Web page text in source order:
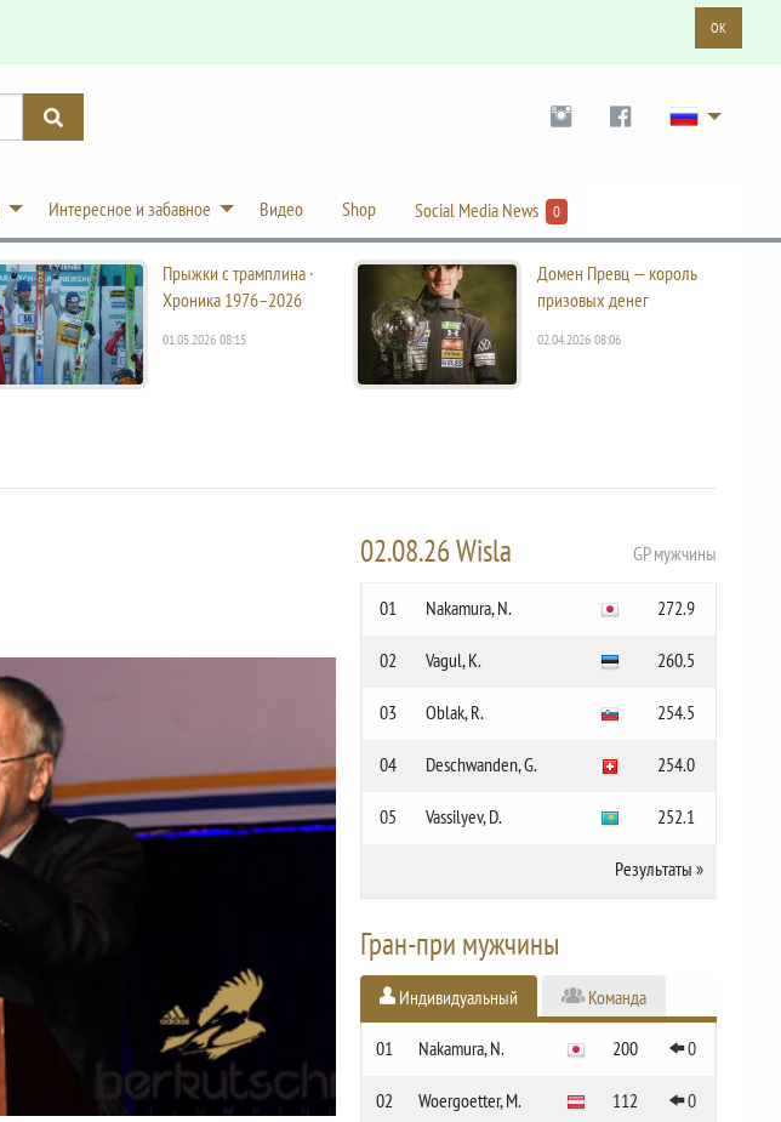
OK
Интересное и забавное Видео Shop Social Media News 0
Прыжки с трамплина ·
Хроника 1976–2026
01.05.2026 08:15
Домен Превц — король
призовых денег
02.04.2026 08:06
02.08.26 Wisla GP мужчины
01 Nakamura, N. 272.9
02 Vagul, K. 260.5
03 Oblak, R. 254.5
04 Deschwanden, G. 254.0
05 Vassilyev, D. 252.1
Результаты »
Гран-при мужчины
Индивидуальный Команда
01 Nakamura, N. 200 0
02 Woergoetter, M. 112 0